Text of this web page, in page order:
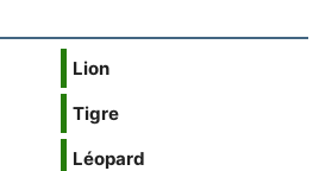
Lion
Tigre
Léopard